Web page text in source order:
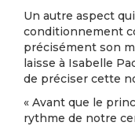
Un autre aspect
conditionnement
précisément son
laisse à Isabelle
de préciser cette
« Avant que le
rythme de notre